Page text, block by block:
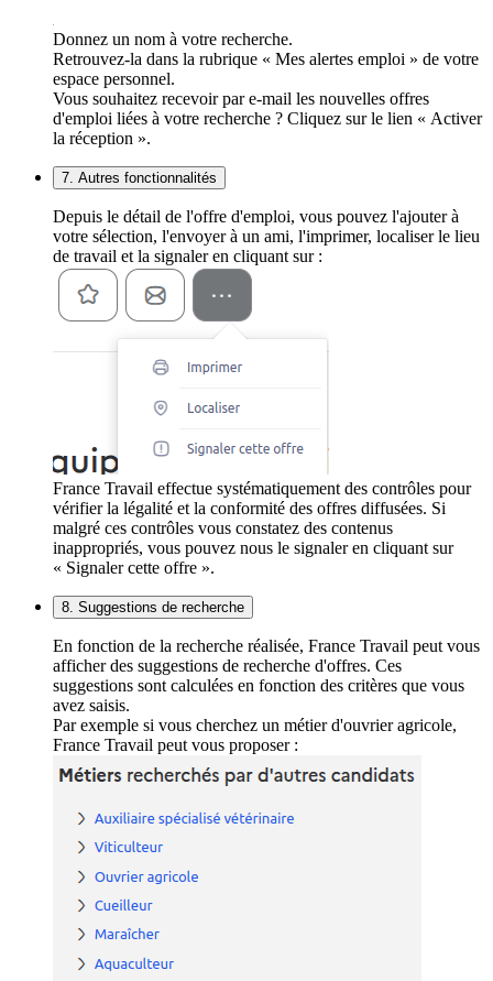
Donnez un nom à votre recherche.
Retrouvez-la dans la rubrique « Mes alertes emploi » de votre
espace personnel.
Vous souhaitez recevoir par e-mail les nouvelles offres
d'emploi liées à votre recherche ? Cliquez sur le lien « Activer
la réception ».
7. Autres fonctionnalités
Depuis le détail de l'offre d'emploi, vous pouvez l'ajouter à
votre sélection, l'envoyer à un ami, l'imprimer, localiser le lieu
de travail et la signaler en cliquant sur :
France Travail effectue systématiquement des contrôles pour
vérifier la légalité et la conformité des offres diffusées. Si
malgré ces contrôles vous constatez des contenus
inappropriés, vous pouvez nous le signaler en cliquant sur
« Signaler cette offre ».
8. Suggestions de recherche
En fonction de la recherche réalisée, France Travail peut vous
afficher des suggestions de recherche d'offres. Ces
suggestions sont calculées en fonction des critères que vous
avez saisis.
Par exemple si vous cherchez un métier d'ouvrier agricole,
France Travail peut vous proposer :